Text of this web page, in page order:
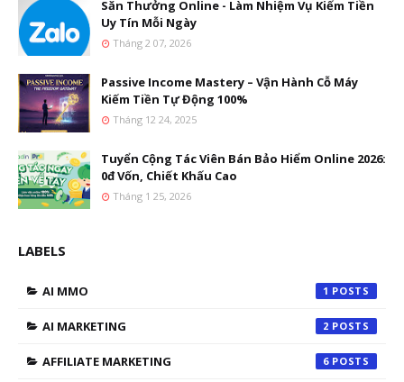
Săn Thưởng Online - Làm Nhiệm Vụ Kiếm Tiền
Uy Tín Mỗi Ngày
Tháng 2 07, 2026
Passive Income Mastery – Vận Hành Cỗ Máy
Kiếm Tiền Tự Động 100%
Tháng 12 24, 2025
Tuyển Cộng Tác Viên Bán Bảo Hiểm Online 2026:
0đ Vốn, Chiết Khấu Cao
Tháng 1 25, 2026
LABELS
AI MMO 1
AI MARKETING 2
AFFILIATE MARKETING 6